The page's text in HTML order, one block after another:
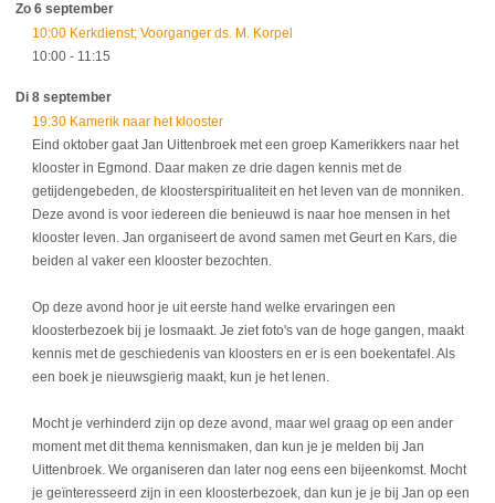
Zo 6 september
10:00 Kerkdienst; Voorganger ds. M. Korpel
10:00 - 11:15
Di 8 september
19:30 Kamerik naar het klooster
Eind oktober gaat Jan Uittenbroek met een groep Kamerikkers naar het
klooster in Egmond. Daar maken ze drie dagen kennis met de
getijdengebeden, de kloosterspiritualiteit en het leven van de monniken.
Deze avond is voor iedereen die benieuwd is naar hoe mensen in het
klooster leven. Jan organiseert de avond samen met Geurt en Kars, die
beiden al vaker een klooster bezochten.
Op deze avond hoor je uit eerste hand welke ervaringen een
kloosterbezoek bij je losmaakt. Je ziet foto's van de hoge gangen, maakt
kennis met de geschiedenis van kloosters en er is een boekentafel. Als
een boek je nieuwsgierig maakt, kun je het lenen.
Mocht je verhinderd zijn op deze avond, maar wel graag op een ander
moment met dit thema kennismaken, dan kun je je melden bij Jan
Uittenbroek. We organiseren dan later nog eens een bijeenkomst. Mocht
je geïnteresseerd zijn in een kloosterbezoek, dan kun je je bij Jan op een